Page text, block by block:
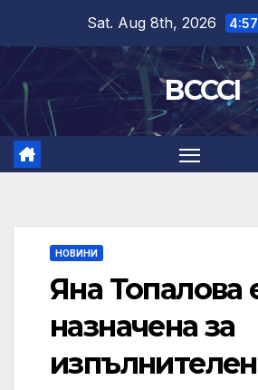
content
Sat. Aug 8th, 2026
BCCCI
НОВИНИ
Яна Топалова
назначена за
изпълнителен